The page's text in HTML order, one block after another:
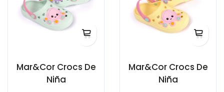
Mar&Cor Crocs De
Niña
Mar&Cor Crocs De
Niña